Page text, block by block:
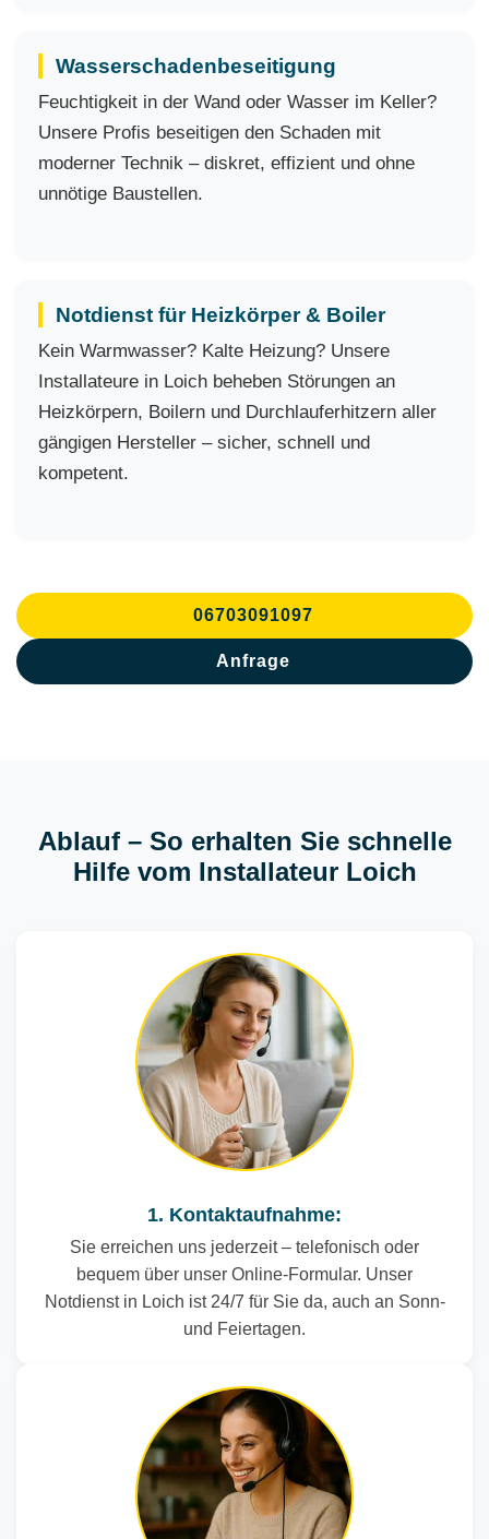
Wasserschadenbeseitigung
Feuchtigkeit in der Wand oder Wasser im Keller?
Unsere Profis beseitigen den Schaden mit
moderner Technik – diskret, effizient und ohne
unnötige Baustellen.
Notdienst für Heizkörper & Boiler
Kein Warmwasser? Kalte Heizung? Unsere
Installateure in Loich beheben Störungen an
Heizkörpern, Boilern und Durchlauferhitzern aller
gängigen Hersteller – sicher, schnell und
kompetent.
06703091097
Anfrage
Ablauf – So erhalten Sie schnelle
Hilfe vom Installateur Loich
1. Kontaktaufnahme:
Sie erreichen uns jederzeit – telefonisch oder
bequem über unser Online-Formular. Unser
Notdienst in Loich ist 24/7 für Sie da, auch an Sonn-
und Feiertagen.